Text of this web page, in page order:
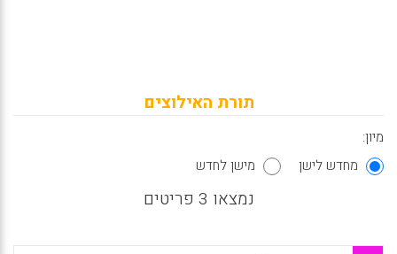
תורת האילוצים
מיון:
מחדש לישן
מישן לחדש
נמצאו 3 פריטים